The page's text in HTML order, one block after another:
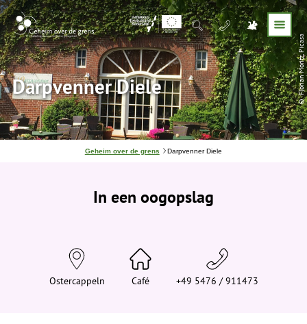
© Florian Moritz, Picasa
Darpvenner Diele
J
e
e
Geheim over de grens Darpvenner Diele
In een oogopslag
Ostercappeln Café +49 5476 / 911473